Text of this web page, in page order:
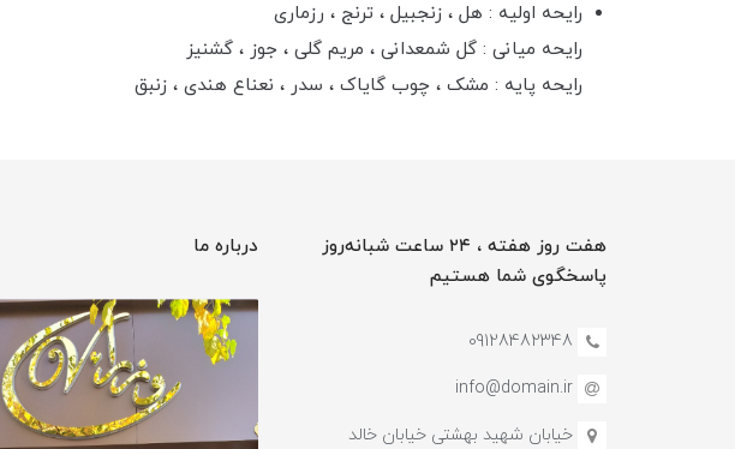
رايحه اوليه : هل ، زنجبيل ، ترنج ، رزماری
رايحه ميانی : گل شمعدانی ، مريم گلی ، جوز ، گشنيز
رايحه پايه : مشک ، چوب گاياک ، سدر ، نعناع هندی ، زنبق
هفت روز هفته ، ۲۴ ساعت شبانه‌روز
پاسخگوی شما هستیم
09128482348
info@domain.ir
خیابان شهید بهشتی خیابان خالد
درباره ما